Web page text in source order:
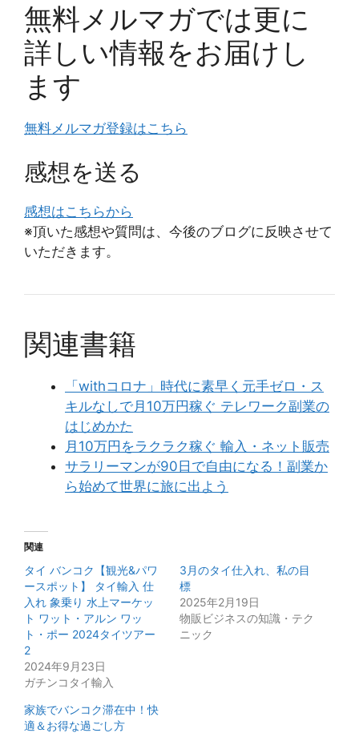
無料メルマガでは更に
詳しい情報をお届けし
ます
無料メルマガ登録はこちら
感想を送る
感想はこちらから
※頂いた感想や質問は、今後のブログに反映させて
いただきます。
関連書籍
「withコロナ」時代に素早く元手ゼロ・ス
キルなしで月10万円稼ぐ テレワーク副業の
はじめかた
月10万円をラクラク稼ぐ 輸入・ネット販売
サラリーマンが90日で自由になる！副業か
ら始めて世界に旅に出よう
関連
タイ バンコク【観光&パワ
ースポット】 タイ輸入 仕
入れ 象乗り 水上マーケッ
ト ワット・アルン ワッ
ト・ポー 2024タイツアー
2
2024年9月23日
ガチンコタイ輸入
3月のタイ仕入れ、私の目
標
2025年2月19日
物販ビジネスの知識・テク
ニック
家族でバンコク滞在中！快
適＆お得な過ごし方